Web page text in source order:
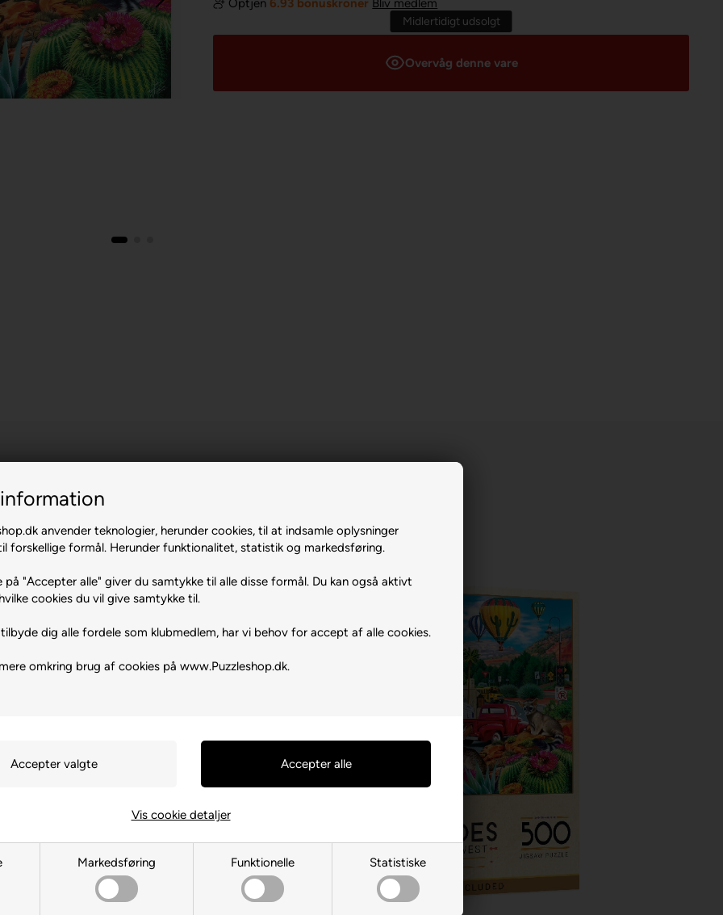
anvender teknologier, herunder cookies, til at indsamle oplysninger
forskellige formål. Herunder funktionalitet, statistik og markedsføring.
på "Accepter alle" giver du samtykke til alle disse formål. Du kan også aktivt
cookies du vil give samtykke til.
dig alle fordele som klubmedlem, har vi behov for accept af alle cookies.
omkring brug af cookies på www.Puzzleshop.dk.
Markedsføring Funktionelle Statistiske
Vis cookie detaljer
Optjen 6.93 bonuskroner Bliv medlem
Midlertidigt udsolgt
Overvåg denne vare
Oro Valley, 85755, USA
Indeholder små dele.